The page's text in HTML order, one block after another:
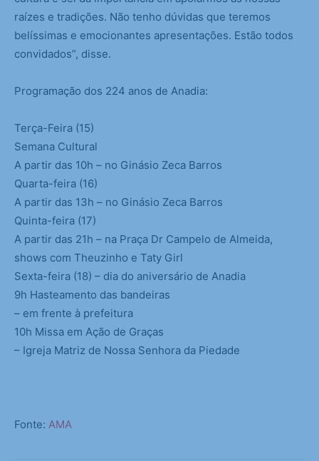
raízes e tradições. Não tenho dúvidas que teremos
belíssimas e emocionantes apresentações. Estão todos
convidados”, disse.
Programação dos 224 anos de Anadia:
Terça-Feira (15)
Semana Cultural
A partir das 10h – no Ginásio Zeca Barros
Quarta-feira (16)
A partir das 13h – no Ginásio Zeca Barros
Quinta-feira (17)
A partir das 21h – na Praça Dr Campelo de Almeida,
shows com Theuzinho e Taty Girl
Sexta-feira (18) – dia do aniversário de Anadia
9h Hasteamento das bandeiras
– em frente à prefeitura
10h Missa em Ação de Graças
– Igreja Matriz de Nossa Senhora da Piedade
Fonte: AMA